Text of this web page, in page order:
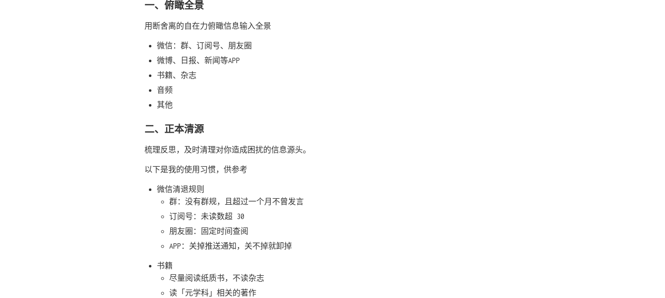
一、俯瞰全景
用断舍离的自在力俯瞰信息输入全景
微信：群、订阅号、朋友圈
微博、日报、新闻等APP
书籍、杂志
音频
其他
二、正本清源
梳理反思，及时清理对你造成困扰的信息源头。
以下是我的使用习惯，供参考
微信清退规则
群：没有群规，且超过一个月不曾发言
订阅号：未读数超 30
朋友圈：固定时间查阅
APP：关掉推送通知，关不掉就卸掉
书籍
尽量阅读纸质书，不读杂志
读「元学科」相关的著作